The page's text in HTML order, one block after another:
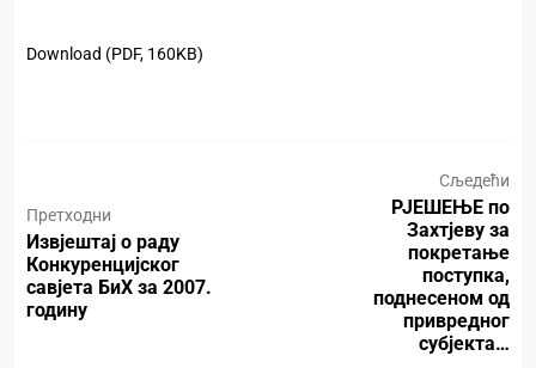
Download (PDF, 160KB)
Претходни
Извјештај о раду
Конкуренцијског
савјета БиХ за 2007.
годину
Сљедећи
РЈЕШЕЊЕ по
Захтјеву за
покретање
поступка,
поднесеном од
привредног
субјекта…